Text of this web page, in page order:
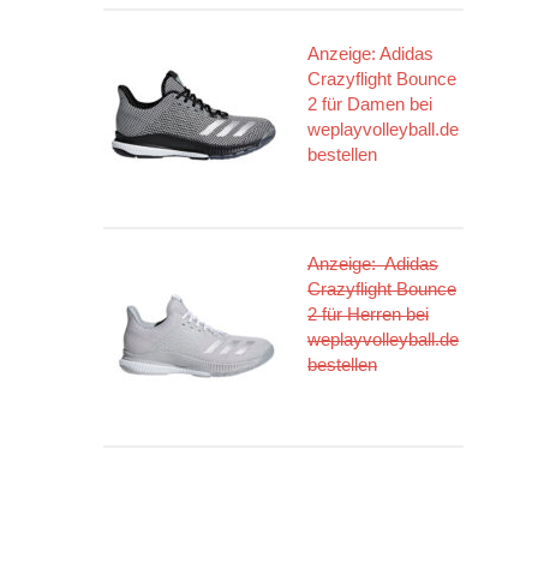
Anzeige: Adidas
Crazyflight Bounce
2 für Damen bei
weplayvolleyball.de
bestellen
Anzeige: Adidas
Crazyflight Bounce
2 für Herren bei
weplayvolleyball.de
bestellen